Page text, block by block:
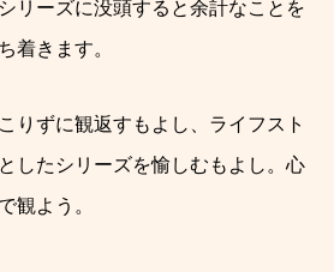
リーズに没頭すると余計なことを
着きます。
りずに観返すもよし、ライフスト
したシリーズを愉しむもよし。心
観よう。